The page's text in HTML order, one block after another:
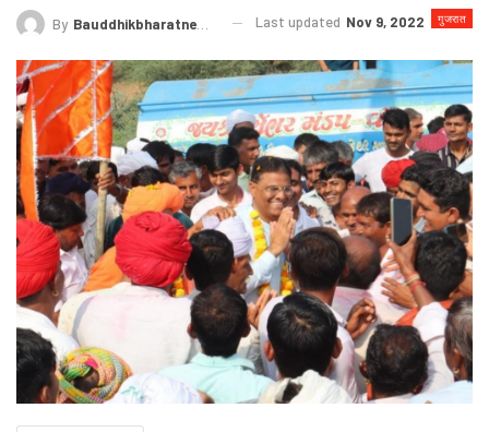
गुजरात
By Bauddhikbharatnews@gmail.com Last updated Nov 9, 2022